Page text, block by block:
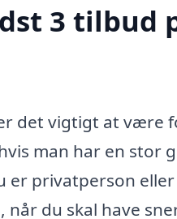
3 tilbud
det vigtigt at være
man har en stor
er privatperson
du skal have